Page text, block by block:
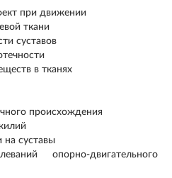
при движении
ткани
суставов
в тканях
происхождения
на суставы
опорно-двигательного